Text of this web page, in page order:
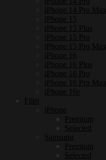
iPhone 14 Pro Max
iPhone 15
iPhone 15 Plus
iPhone 15 Pro
iPhone 15 Pro Max
iPhone 16
iPhone 16 Plus
iPhone 16 Pro
iPhone 16 Pro Max
iPhone 16e
Film
iPhone
Premium
Selected
Samsung
Premium
Selected